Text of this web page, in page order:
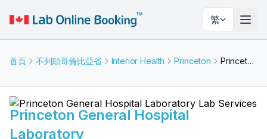
繁
切換
首頁 不列顛哥倫比亞省 Interior Health Princeton Princeton General Hospital Laboratory
Princeton General Hospital
Laboratory